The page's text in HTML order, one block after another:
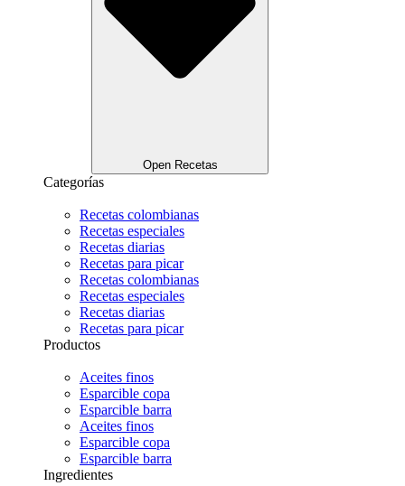
Open Recetas
Categorías
Recetas colombianas
Recetas especiales
Recetas diarias
Recetas para picar
Recetas colombianas
Recetas especiales
Recetas diarias
Recetas para picar
Productos
Aceites finos
Esparcible copa
Esparcible barra
Aceites finos
Esparcible copa
Esparcible barra
Ingredientes